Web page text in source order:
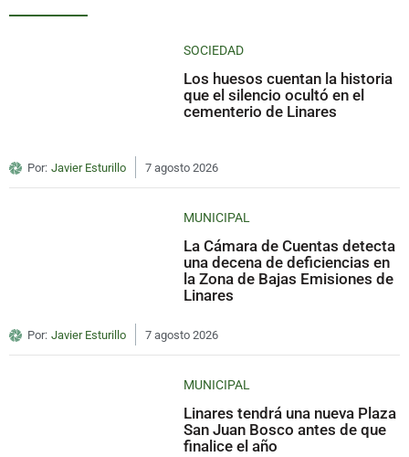
SOCIEDAD
Los huesos cuentan la historia
que el silencio ocultó en el
cementerio de Linares
Por: Javier Esturillo 7 agosto 2026
MUNICIPAL
La Cámara de Cuentas detecta
una decena de deficiencias en
la Zona de Bajas Emisiones de
Linares
Por: Javier Esturillo 7 agosto 2026
MUNICIPAL
Linares tendrá una nueva Plaza
San Juan Bosco antes de que
finalice el año